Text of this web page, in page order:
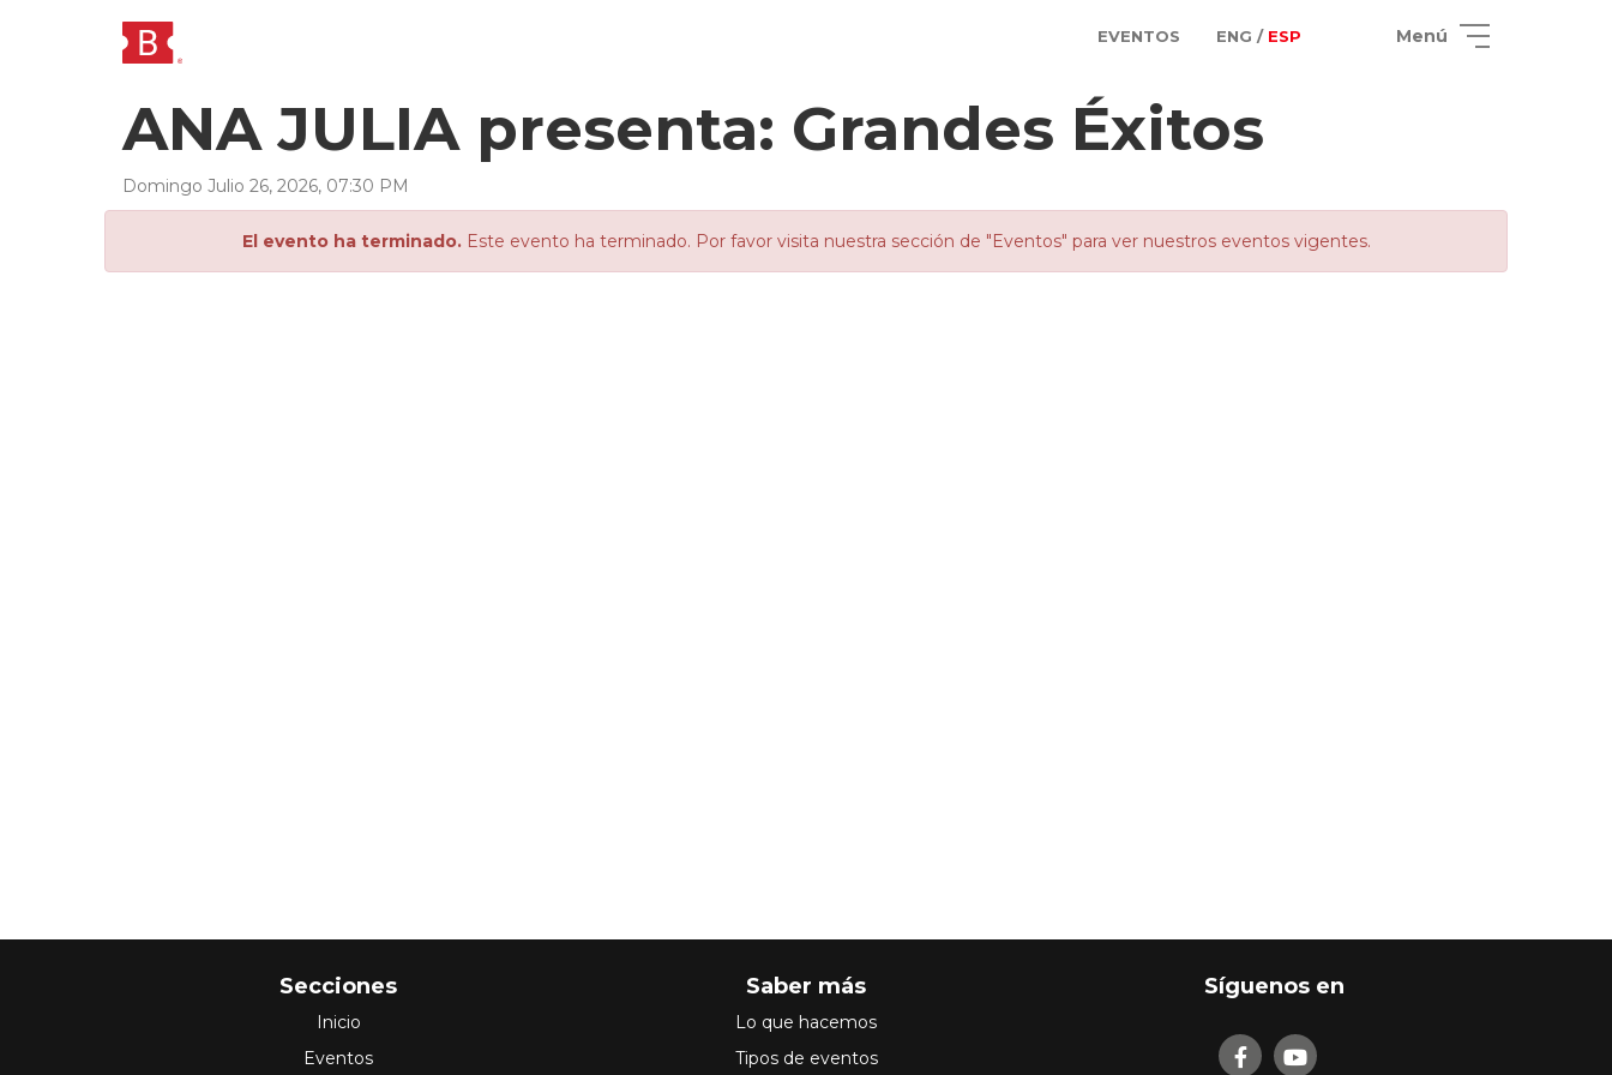
EVENTOS ENG / ESP Menú
ANA JULIA presenta: Grandes Éxitos
Domingo Julio 26, 2026, 07:30 PM
El evento ha terminado.Este evento ha terminado. Por favor visita nuestra sección de "Eventos" para ver nuestros eventos vigentes.
Secciones
Inicio
Eventos
Saber más
Lo que hacemos
Tipos de eventos
Síguenos en